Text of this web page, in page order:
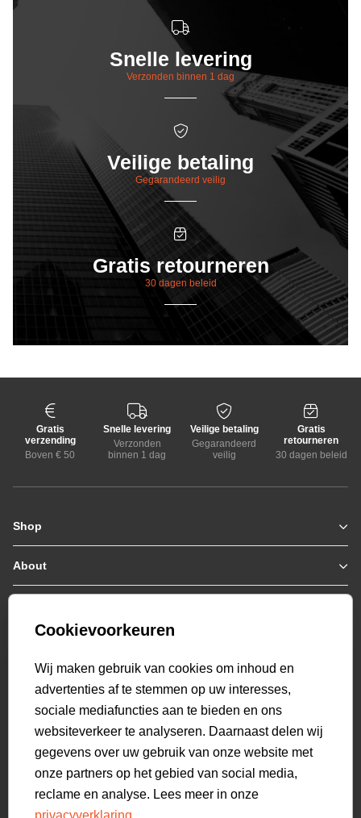
Snelle levering
Verzonden binnen 1 dag
Veilige betaling
Gegarandeerd veilig
Gratis retourneren
30 dagen beleid
Gratis
verzending
Boven € 50
Snelle levering
Verzonden
binnen 1 dag
Veilige betaling
Gegarandeerd
veilig
Gratis
retourneren
30 dagen beleid
Shop
Zomerjassen
Jassen / Coats
Colberts
Hoodies
Polo's
T-shirts
Overshirts
Overhemden
Sweatpants
Broeken
Short sweatpants
Shorts
About
Who we are
Genti X PSV
Bestellen & Betalen
Retourneren
Veelgestelde vragen
Mijn Account
beoordelingen
Cookievoorkeuren
Wij maken gebruik van cookies om inhoud en
advertenties af te stemmen op uw interesses,
sociale mediafuncties aan te bieden en ons
websiteverkeer te analyseren. Daarnaast delen wij
gegevens over uw gebruik van onze website met
onze partners op het gebied van social media,
reclame en analyse. Lees meer in onze
privacyverklaring